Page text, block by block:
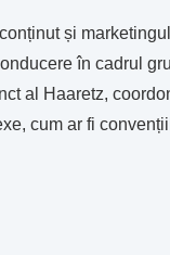
și
în cadrul
al Haaretz,
cum ar fi